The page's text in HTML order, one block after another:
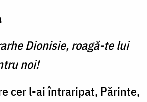
Dionisie, roagă-te lui
noi!
cer l-ai întraripat, Părinte,